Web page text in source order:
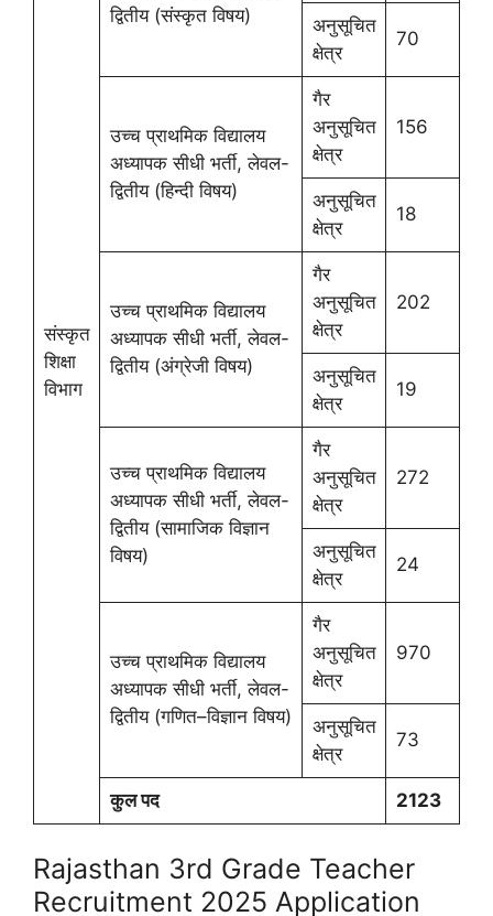
संस्कृत
शिक्षा
विभाग
द्वितीय (संस्कृत विषय)
अनुसूचित
क्षेत्र
70
उच्च प्राथमिक विद्यालय
अध्यापक सीधी भर्ती, लेवल-
द्वितीय (हिन्दी विषय)
गैर
अनुसूचित
क्षेत्र
156
अनुसूचित
क्षेत्र
18
उच्च प्राथमिक विद्यालय
अध्यापक सीधी भर्ती, लेवल-
द्वितीय (अंग्रेजी विषय)
गैर
अनुसूचित
क्षेत्र
202
अनुसूचित
क्षेत्र
19
उच्च प्राथमिक विद्यालय
अध्यापक सीधी भर्ती, लेवल-
द्वितीय (सामाजिक विज्ञान
विषय)
गैर
अनुसूचित
क्षेत्र
272
अनुसूचित
क्षेत्र
24
उच्च प्राथमिक विद्यालय
अध्यापक सीधी भर्ती, लेवल-
द्वितीय (गणित–विज्ञान विषय)
गैर
अनुसूचित
क्षेत्र
970
अनुसूचित
क्षेत्र
73
कुल पद 2123
Rajasthan 3rd Grade Teacher
Recruitment 2025 Application